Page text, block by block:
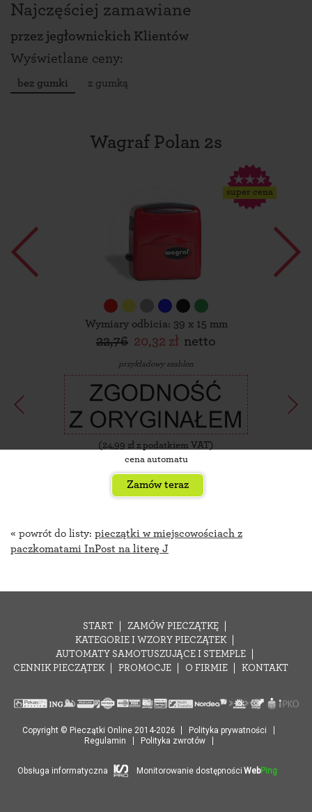
Najczęściej zamawiane
przez jegłownickich Klientów
Wyświetlane ceny:
bez gumki z gumką
Wagraf Polan 2s
super cena
Wymiary odbicia: 39 x 15 mm
22,76 20,32 zł netto
przykładowy szablon
( 24,99 zł z podatkiem VAT)
cena automatu
Zamów teraz
« powrót do listy: pieczątki w miejscowościach z
paczkomatami InPost na literę J
START
ZAMÓW PIECZĄTKĘ
KATEGORIE I WZORY PIECZĄTEK
AUTOMATY SAMOTUSZUJĄCE I STEMPLE
CENNIK PIECZĄTEK
PROMOCJE O FIRMIE KONTAKT
Copyright © Pieczątki Online 2014-2026
Polityka prywatności
Regulamin
Polityka zwrotów
Obsługa informatyczna Monitorowanie dostępności WebPing